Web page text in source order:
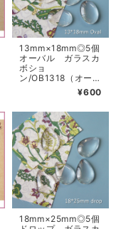
13mm×18mm◎5個
オーバル ガラスカ
ボショ
ン/OB1318（オーバ
¥600
18mm×25mm◎5個